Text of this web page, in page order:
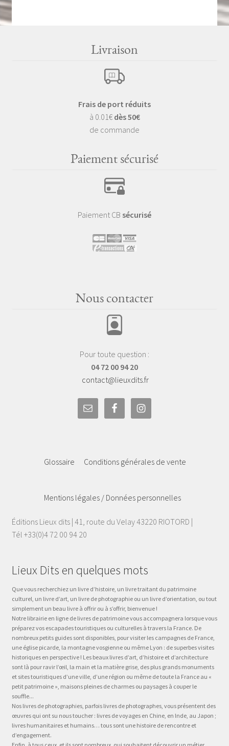
Livraison
Frais de port réduits
à 0.01€ dès 50€
de commande
Paiement sécurisé
Paiement CB sécurisé
Nous contacter
Pour toute question :
04 72 00 94 20
contact@lieuxdits.fr
Glossaire Conditions générales de vente
Mentions légales / Données personnelles
Éditions Lieux dits | 41, route du Velay 43220 RIOTORD |
Tél +33(0)4 72 00 94 20
Lieux Dits en quelques mots
Que vous recherchiez un livre d’histoire, un livre traitant du patrimoine
culturel, un livre d’art, un livre de photographie ou un livre d’orientation, ou tout
simplement un beau livre à offrir ou à s’offrir, bienvenue !
Notre librairie en ligne de livres de patrimoine vous accompagnera lorsque vous
préparez vos escapades touristiques ou culturelles à travers la France. De
nombreux petits guides sont disponibles, pour visiter les campagnes de France,
une église picarde, la montagne vosgienne ou même Lyon : de superbes visites
historiques en perspective ! Les beaux livres d’art, d’histoire et d’architecture
sont là pour ravir l’œil, la main et la matière grise, des plus grands monuments
et sites touristiques d’une ville, d’une région ou même de toute la France au «
petit patrimoine », maisons pleines de charmes ou paysages à couper le
souffle...
Nos livres de photographies, parfois livres de photographes, vous présentent des
œuvres qui ont su nous toucher : livres de voyages en Chine, en Inde, au Japon ;
livres humanitaires et humains… tous sont une histoire de rencontre et
d’engagement.